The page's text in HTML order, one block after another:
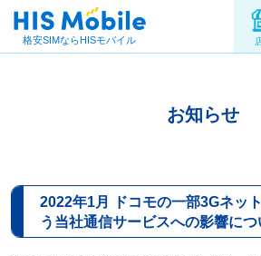
格安SIMならHISモバイル
お知らせ
2022年1月 ドコモの一部3Gネッ
う当社通信サービスへの影響につ